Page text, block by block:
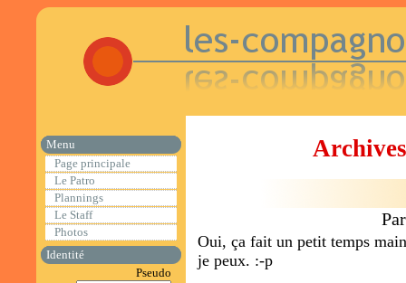
Menu
Page principale
Le Patro
Plannings
Le Staff
Photos
Identité
Pseudo
Oui, ça fait un petit temps
je peux. :-p